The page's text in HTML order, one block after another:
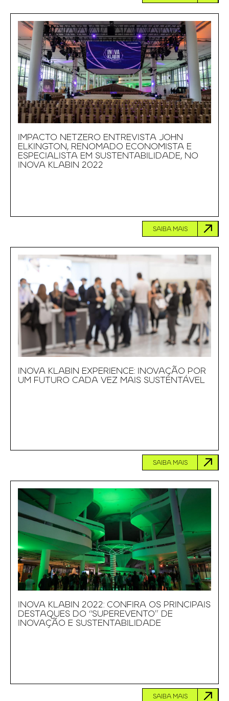
IMPACTO NETZERO ENTREVISTA JOHN
ELKINGTON, RENOMADO ECONOMISTA E
ESPECIALISTA EM SUSTENTABILIDADE, NO
INOVA KLABIN 2022
SAIBA MAIS
INOVA KLABIN EXPERIENCE: INOVAÇÃO POR
UM FUTURO CADA VEZ MAIS SUSTENTÁVEL
SAIBA MAIS
INOVA KLABIN 2022: CONFIRA OS PRINCIPAIS
DESTAQUES DO “SUPEREVENTO” DE
INOVAÇÃO E SUSTENTABILIDADE
SAIBA MAIS